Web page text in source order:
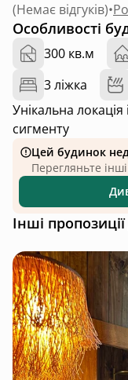
(Немає відгуків)•
Особливості
300 кв.м
3 ліжка
Унікальна
сигменту
Цей будинок
Перегляньте
Інші